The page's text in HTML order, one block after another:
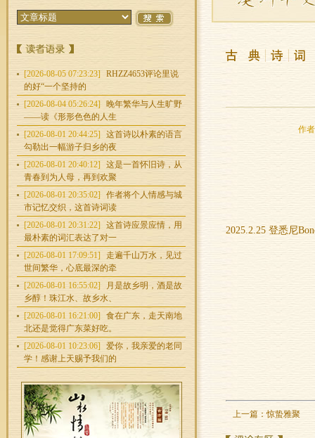
[2026-08-05 07:23:23]
RHZZ4653评论里说
的好“一个坚持的
[2026-08-04 05:26:24]
晚年繁华与人生旷野
——读《形形色色的人生
[2026-08-01 20:44:25]
这首诗以朴素的语言
勾勒出一幅游子归乡的夜
[2026-08-01 20:40:12]
这是一首怀旧诗，从
青春到为人母，再到欢聚
[2026-08-01 20:35:02]
作者将个人情感与城
市记忆交织，这首诗词读
[2026-08-01 20:31:22]
这首诗应景应情，用
最朴素的词汇表达了对一
[2026-08-01 17:09:51]
走遍千山万水，见过
世间繁华，心底最深的牵
[2026-08-01 16:55:02]
月是故乡明，酒是故
乡醇！珠江水、故乡水、
[2026-08-01 16:21:00]
食在广东，走天南地
北还是觉得广东菜好吃。
[2026-08-01 10:23:06]
爱你，我亲爱的老同
学！感谢上天赐予我们的
作
2025.2.25 登悉尼
上一篇：惊蛰雅聚